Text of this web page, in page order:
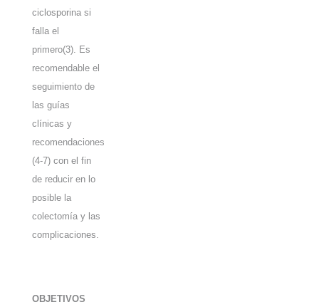
ciclosporina si
falla el
primero(3). Es
recomendable el
seguimiento de
las guías
clínicas y
recomendaciones
(4-7) con el fin
de reducir en lo
posible la
colectomía y las
complicaciones.
OBJETIVOS